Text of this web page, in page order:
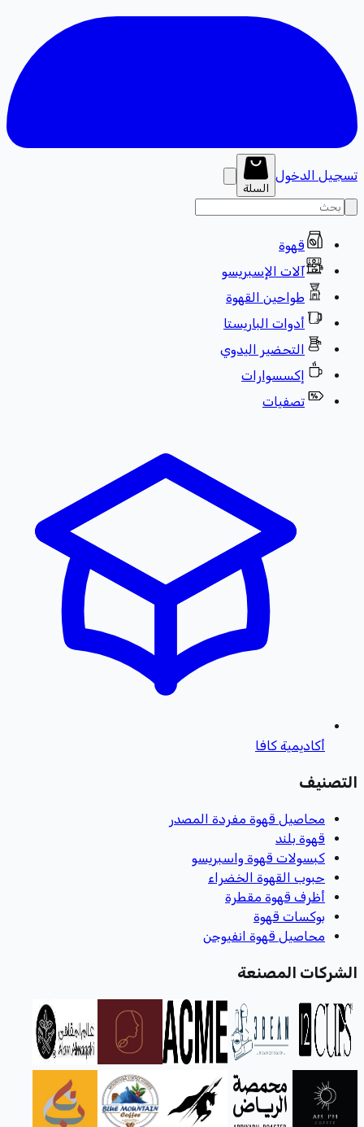
تسجيل الدخول
السلة
قهوة
آلات الإسبريسو
طواحين القهوة
أدوات الباريستا
التحضير اليدوي
إكسسوارات
تصفيات
أكاديمية كافا
التصنيف
محاصيل قهوة مفردة المصدر
قهوة بلند
كبسولات قهوة واسبريسو
حبوب القهوة الخضراء
أظرف قهوة مقطرة
بوكسات قهوة
محاصيل قهوة انفيوجن
الشركات المصنعة